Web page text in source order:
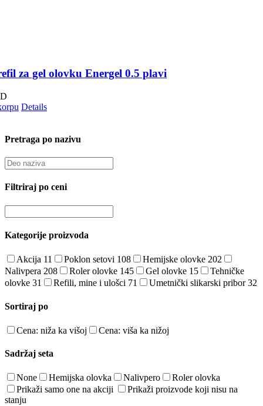
za gel olovku Energel 0.5 plavi
Details
Pretraga po nazivu
Filtriraj po ceni
Kategorije proizvoda
Akcija 11 Poklon setovi 108 Hemijske olovke 202
Nalivpera 208 Roler olovke 145 Gel olovke 15
Tehničke
olovke 31 Refili, mine i ulošci 71 Umetnički slikarski pribor32
Sortiraj po
Cena: niža ka višoj Cena: viša ka nižoj
Sadržaj seta
None Hemijska olovka Nalivpero
Roler olovka
Prikaži samo one na akciji
Prikaži proizvode koji nisu na
stanju